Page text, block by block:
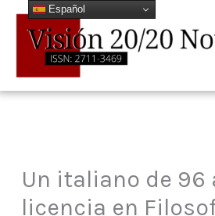
contenido
Un italiano de 96
licencia en
Español